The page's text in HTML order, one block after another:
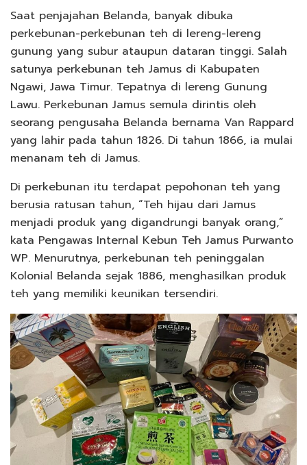
Saat penjajahan Belanda, banyak dibuka
perkebunan-perkebunan teh di lereng-lereng
gunung yang subur ataupun dataran tinggi. Salah
satunya perkebunan teh Jamus di Kabupaten
Ngawi, Jawa Timur. Tepatnya di lereng Gunung
Lawu. Perkebunan Jamus semula dirintis oleh
seorang pengusaha Belanda bernama Van Rappard
yang lahir pada tahun 1826. Di tahun 1866, ia mulai
menanam teh di Jamus.
Di perkebunan itu terdapat pepohonan teh yang
berusia ratusan tahun, “Teh hijau dari Jamus
menjadi produk yang digandrungi banyak orang,”
kata Pengawas Internal Kebun Teh Jamus Purwanto
WP. Menurutnya, perkebunan teh peninggalan
Kolonial Belanda sejak 1886, menghasilkan produk
teh yang memiliki keunikan tersendiri.